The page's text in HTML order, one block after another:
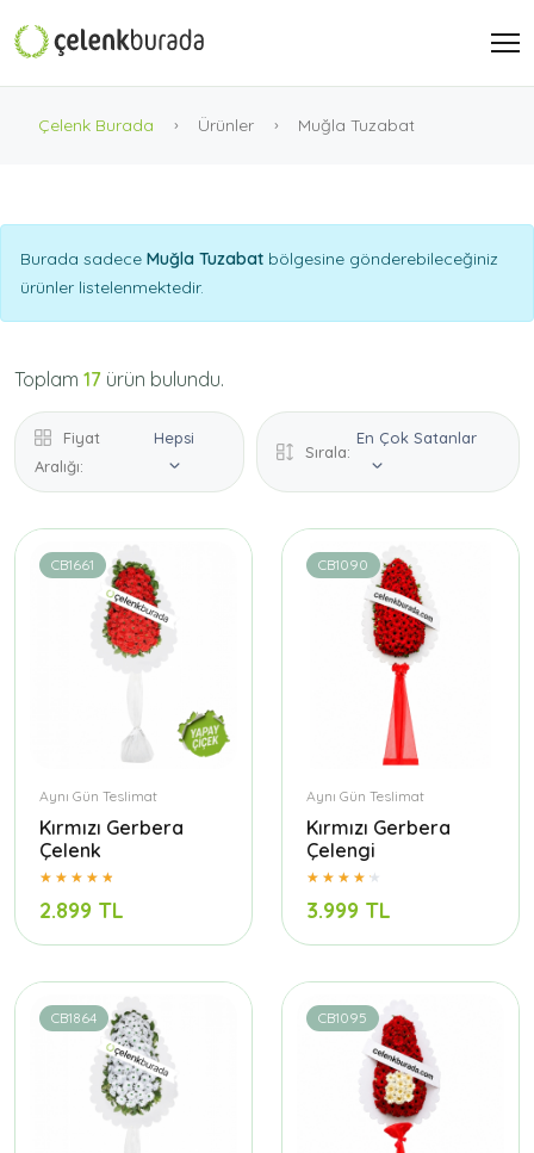
Çelenk Burada Ürünler Muğla Tuzabat
Burada sadece Muğla Tuzabat bölgesine gönderebileceğiniz
ürünler listelenmektedir.
Toplam 17 ürün bulundu.
Fiyat
Aralığı:
Hepsi
Sırala:
En Çok Satanlar
CB1661
Aynı Gün Teslimat
Kırmızı Gerbera
Çelenk
2.899 TL
CB1090
Aynı Gün Teslimat
Kırmızı Gerbera
Çelengi
3.999 TL
CB1864 CB1095